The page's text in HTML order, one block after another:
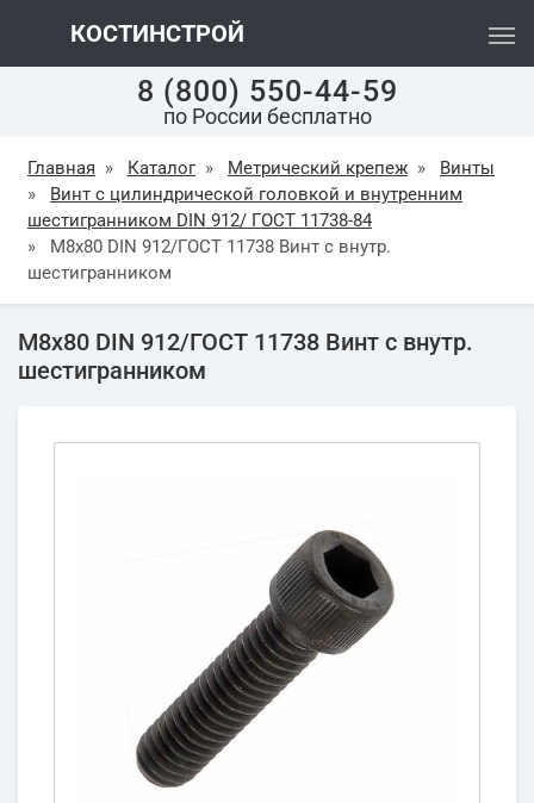
КОСТИНСТРОЙ
8 (800) 550-44-59
по России бесплатно
Главная » Каталог » Метрический крепеж »
Винты
»
Винт с цилиндрической головкой и внутренним
шестигранником DIN 912/ ГОСТ 11738-84
»
М8х80 DIN 912/ГОСТ 11738 Винт с внутр.
шестигранником
М8х80 DIN 912/ГОСТ 11738 Винт с внутр.
шестигранником